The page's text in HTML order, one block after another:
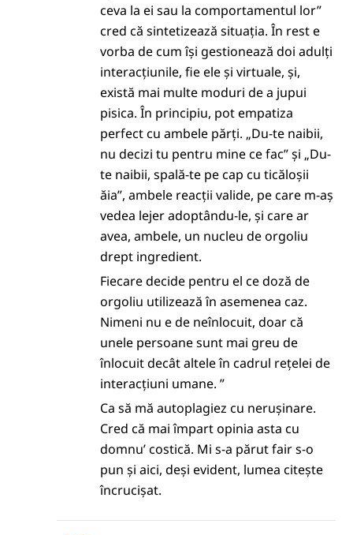
ceva la ei sau la comportamentul lor”
cred că sintetizează situația. În rest e
vorba de cum își gestionează doi adulți
interacțiunile, fie ele și virtuale, și,
există mai multe moduri de a jupui
pisica. În principiu, pot empatiza
perfect cu ambele părți. „Du-te naibii,
nu decizi tu pentru mine ce fac” și „Du-
te naibii, spală-te pe cap cu ticăloșii
ăia”, ambele reacții valide, pe care m-aș
vedea lejer adoptându-le, și care ar
avea, ambele, un nucleu de orgoliu
drept ingredient.
Fiecare decide pentru el ce doză de
orgoliu utilizează în asemenea caz.
Nimeni nu e de neînlocuit, doar că
unele persoane sunt mai greu de
înlocuit decât altele în cadrul rețelei de
interacțiuni umane. ”
Ca să mă autoplagiez cu nerușinare.
Cred că mai împart opinia asta cu
domnu’ costică. Mi s-a părut fair s-o
pun și aici, deși evident, lumea citește
încrucișat.